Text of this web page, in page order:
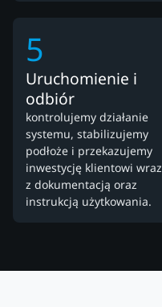
5
Uruchomienie i
odbiór
kontrolujemy działanie
systemu, stabilizujemy
podłoże i przekazujemy
inwestycję klientowi wraz
z dokumentacją oraz
instrukcją użytkowania.